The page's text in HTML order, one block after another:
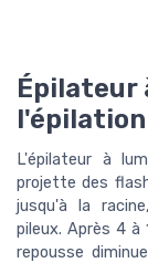
Épilateur
l'épilation
L'épilateur à
projette des
jusqu'à la
pileux. Après 4 à
repousse